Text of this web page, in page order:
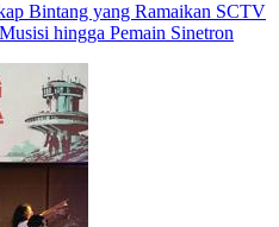
Bintang yang Ramaikan SCTV
hingga Pemain Sinetron